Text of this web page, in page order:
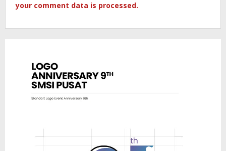
your comment data is processed.